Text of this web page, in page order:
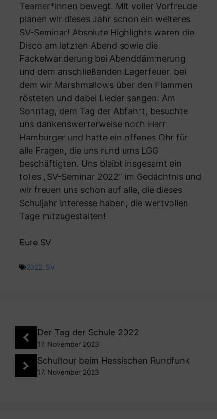
Teamer*innen bewegt. Mit voller Vorfreude
planen wir dieses Jahr schon ein weiteres
SV-Seminar! Absolute Highlights waren die
Disco am letzten Abend sowie die
Fackelwanderung bei Abenddämmerung
und dem anschließenden Lagerfeuer, bei
dem wir Marshmallows über den Flammen
rösteten und dabei Lieder sangen. Am
Sonntag, dem Tag der Abfahrt, besuchte
uns dankenswerterweise noch Herr
Hamburger und hatte ein offenes Ohr für
alle Fragen, die uns rund ums LGG
beschäftigten. Uns bleibt insgesamt ein
tolles „SV-Seminar 2022“ im Gedächtnis und
wir freuen uns schon auf alle, die dieses
Schuljahr Interesse haben, die wertvollen
Tage mitzugestalten!
Eure SV
2022 SV
Der Tag der Schule 2022
17. November 2023
Schultour beim Hessischen Rundfunk
17. November 2023